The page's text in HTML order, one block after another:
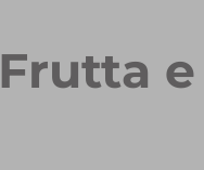
Frutta